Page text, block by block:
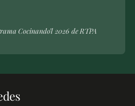
Cocinando’l 2026 de RTPA